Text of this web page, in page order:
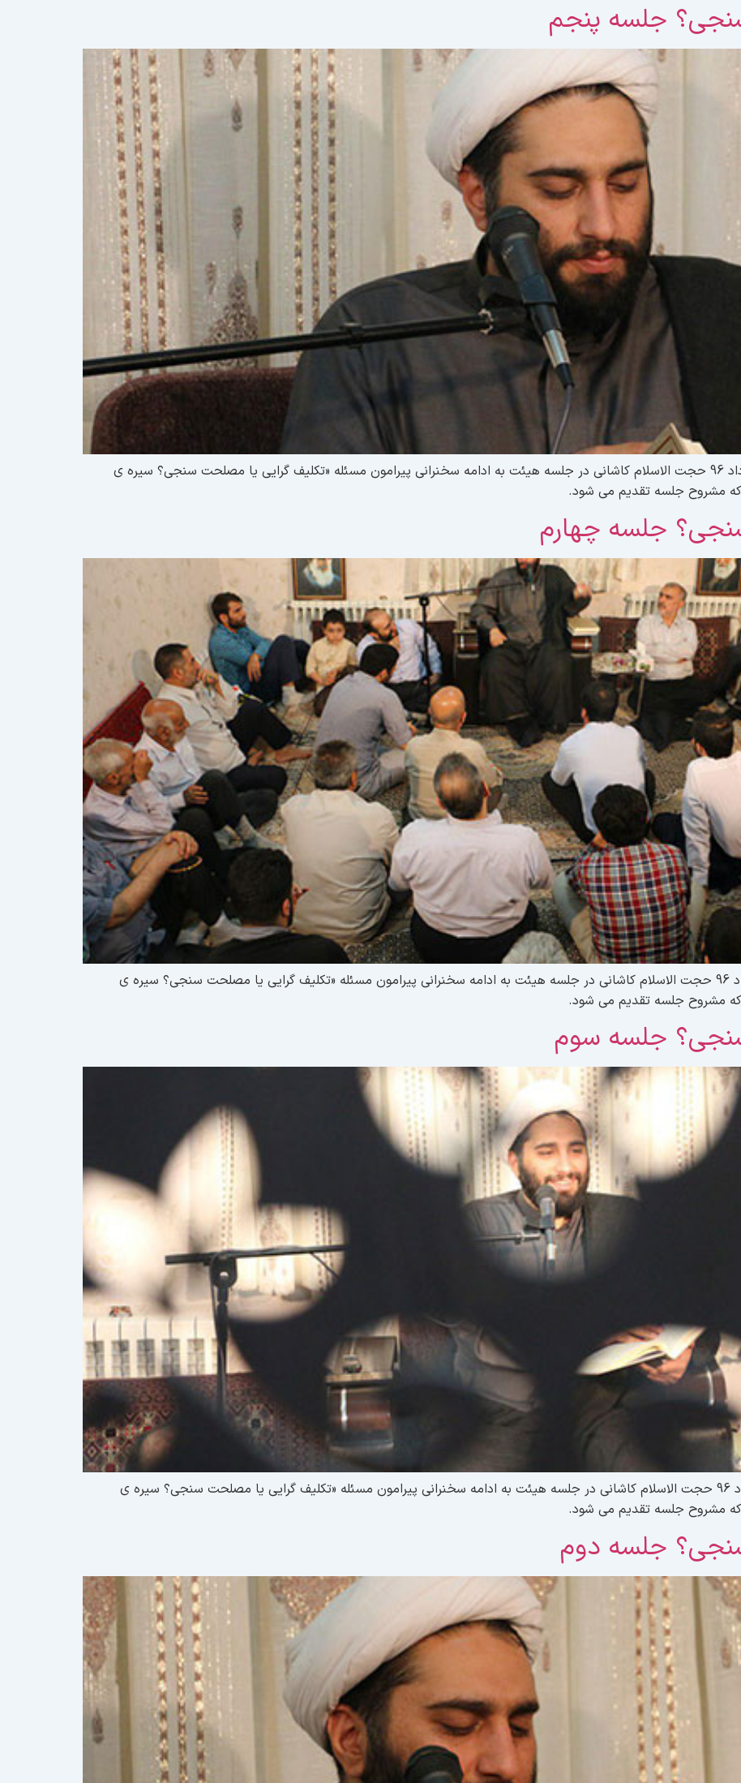
جلسه پنجم
شب چهاردهم ماه مبارک رمضان مصادف با 18 خرداد 96 حجت الاسلام کاشانی در جلسه هیئت به ادامه سخنرانی پیرامون مسئله «تکلیف گرایی یا مصلحت سنجی؟ سیره ی
که مشروح جلسه تقدیم می شود.
جلسه چهارم
شب سیزدهم ماه مبارک رمضان مصادف با 17 خرداد 96 حجت الاسلام کاشانی در جلسه هیئت به ادامه سخنرانی پیرامون مسئله «تکلیف گرایی یا مصلحت سنجی؟ سیره ی
که مشروح جلسه تقدیم می شود.
جلسه سوم
شب دوازدهم ماه مبارک رمضان مصادف با 16 خرداد 96 حجت الاسلام کاشانی در جلسه هیئت به ادامه سخنرانی پیرامون مسئله «تکلیف گرایی یا مصلحت سنجی؟ سیره ی
که مشروح جلسه تقدیم می شود.
جلسه دوم